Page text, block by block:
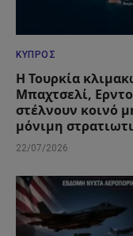
ΚΎΠΡΟΣ
Η Τουρκία
Μπαχτσελί,
στέλνουν κοινό
μόνιμη
22/07/2026